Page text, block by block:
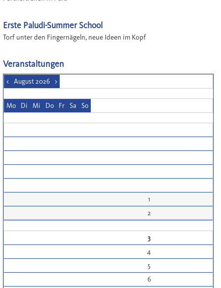
Erste Paludi-Summer School
Torf unter den Fingernägeln, neue Ideen im Kopf
Veranstaltungen
< August 2026 >
Mo Di Mi Do Fr Sa So
1
2
3
4
5
6